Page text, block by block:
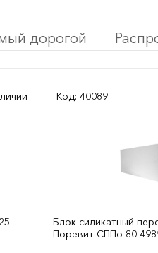
дорогой
Код: 40089
Блок силикатный
Поревит СППо-80